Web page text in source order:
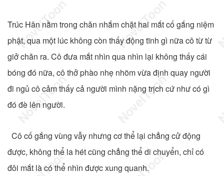
Trúc Hân nằm trong chăn nhắm chặt hai mắt cố gắng niệm
phật, qua một lúc không còn thấy động tĩnh gì nữa cô từ từ
giở chăn ra. Cô đưa mắt nhìn qua nhìn lại không thấy cái
bóng đó nữa, cô thở phào nhẹ nhõm vừa định quay người
đi ngủ cô cảm thấy cả người mình nặng trịch cứ như có gì
đó đè lên người.
Cô cố gắng vùng vẫy nhưng cơ thể lại chẳng cử động
được, không thể la hét cũng chẳng thể di chuyển, chỉ có
đôi mắt là có thể nhìn được xung quanh.